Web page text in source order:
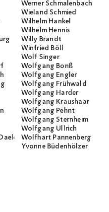
Werner Schmalenbach
Wieland Schmied
Wilhelm Hankel
Wilhelm Hennis
Willy Brandt
Winfried Böll
Wolf Singer
Wolfgang Bonß
Wolfgang Engler
Wolfgang Frühwald
Wolfgang Harder
Wolfgang Kraushaar
Wolfgang Pehnt
Wolfgang Sternheim
Wolfgang Ullrich
Wolfhart Pannenberg
Yvonne Büdenhölzer